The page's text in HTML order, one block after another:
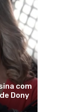
com
Dony